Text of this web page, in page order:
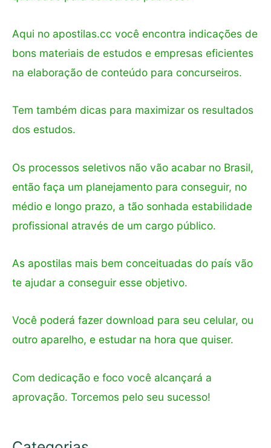
Aqui no apostilas.cc você encontra indicações de
bons materiais de estudos e empresas eficientes
na elaboração de conteúdo para concurseiros.
Tem também dicas para maximizar os resultados
dos estudos.
Os processos seletivos não vão acabar no Brasil,
então faça um planejamento para conseguir, no
médio e longo prazo, a tão sonhada estabilidade
profissional através de um cargo público.
As apostilas mais bem conceituadas do país vão
te ajudar a conseguir esse objetivo.
Você poderá fazer download para seu celular, ou
outro aparelho, e estudar na hora que quiser.
Com dedicação e foco você alcançará a
aprovação. Torcemos pelo seu sucesso!